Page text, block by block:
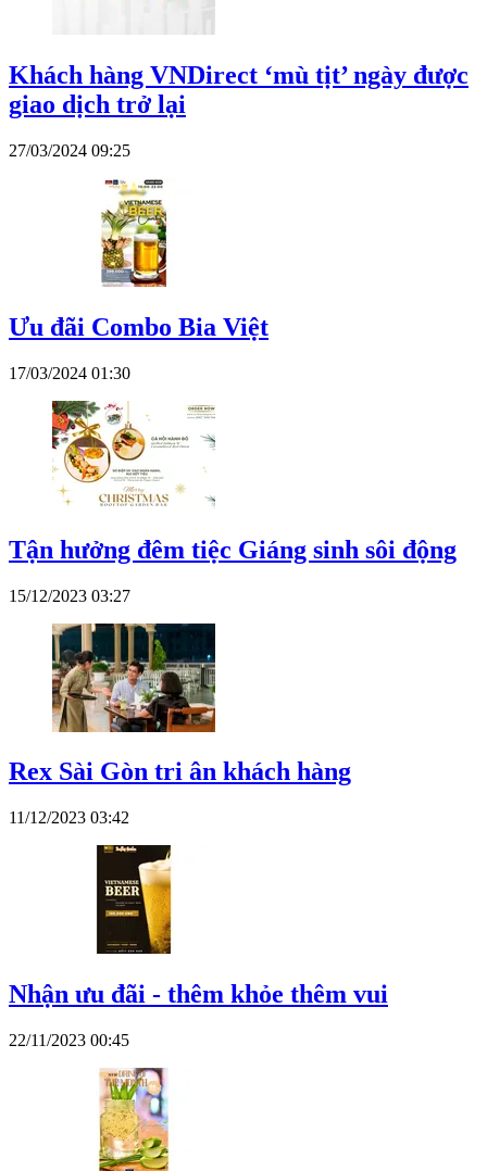
Khách hàng VNDirect ‘mù tịt’ ngày được
giao dịch trở lại
27/03/2024 09:25
Ưu đãi Combo Bia Việt
17/03/2024 01:30
Tận hưởng đêm tiệc Giáng sinh sôi động
15/12/2023 03:27
Rex Sài Gòn tri ân khách hàng
11/12/2023 03:42
Nhận ưu đãi - thêm khỏe thêm vui
22/11/2023 00:45